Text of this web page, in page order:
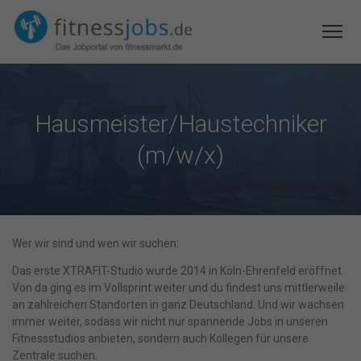
Hausmeister/Haustechniker
(m/w/x)
Wer wir sind und wen wir suchen:
Das erste XTRAFIT-Studio wurde 2014 in Köln-Ehrenfeld eröffnet.
Von da ging es im Vollsprint weiter und du findest uns mittlerweile
an zahlreichen Standorten in ganz Deutschland. Und wir wachsen
immer weiter, sodass wir nicht nur spannende Jobs in unseren
Fitnessstudios anbieten, sondern auch Kollegen für unsere
Zentrale suchen.